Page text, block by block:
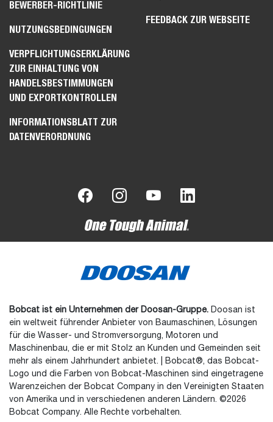
BEWERBER-RICHTLINIE
NUTZUNGSBEDINGUNGEN
VERPFLICHTUNGSERKLÄRUNG
ZUR EINHALTUNG VON
HANDELSBESTIMMUNGEN
UND EXPORTKONTROLLEN
INFORMATIONSBLATT ZUR
DATENVERORDNUNG
FEEDBACK ZUR WEBSEITE
Bobcat ist ein Unternehmen der Doosan-Gruppe. Doosan ist
ein weltweit führender Anbieter von Baumaschinen, Lösungen
für die Wasser- und Stromversorgung, Motoren und
Maschinenbau, die er mit Stolz an Kunden und Gemeinden seit
mehr als einem Jahrhundert anbietet. | Bobcat®, das Bobcat-
Logo und die Farben von Bobcat-Maschinen sind eingetragene
Warenzeichen der Bobcat Company in den Vereinigten Staaten
von Amerika und in verschiedenen anderen Ländern. ©2026
Bobcat Company. Alle Rechte vorbehalten.